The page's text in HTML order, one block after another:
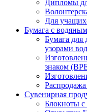
Дипломы
Для
Бумага с
Бумага
узорами
знаком
Сувенирная
Блокноты с